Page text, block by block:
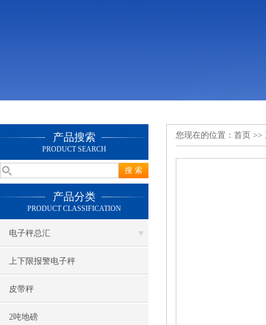
产品搜索
PRODUCT SEARCH
产品分类
PRODUCT CLASSIFICATION
电子秤总汇
上下限报警电子秤
皮带秤
2吨地磅
您现在的位置： 首页 >>